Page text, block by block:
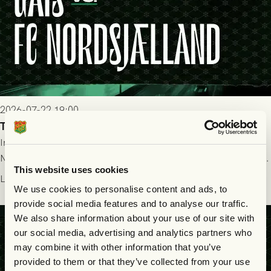
This website uses cookies
We use cookies to personalise content and ads, to
provide social media features and to analyse our traffic.
We also share information about your use of our site with
our social media, advertising and analytics partners who
may combine it with other information that you’ve
provided to them or that they’ve collected from your use
2026-07-22 19:00
Truppen till GAIS - FC Nordsjælland 23/7
Imorgon torsdag spelar GAIS herrar hemma mot FC
Nordsjælland på Gamla Ullevi med avspark kl 19.00! Fredrik
Holmberg och ledarstaben har tagit ut följande trupp till
matchen:
Läs mer